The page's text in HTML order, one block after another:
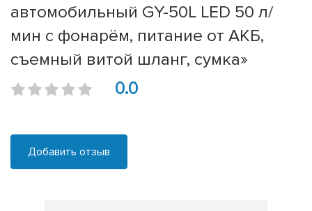
автомобильный GY-50L LED 50 л/
мин с фонарём, питание от АКБ,
съемный витой шланг, сумка»
0.0
Добавить отзыв